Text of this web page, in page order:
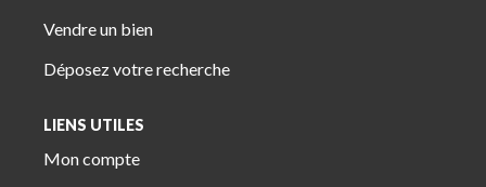
Vendre un bien
Déposez votre recherche
LIENS UTILES
Mon compte